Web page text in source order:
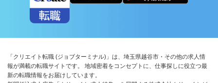
「クリエイト転職 (ジョブターミナル)」は、埼玉県越谷市・その他の求人情
報が満載の転職サイトです。 地域密着をコンセプトに、仕事探しに役立つ最
新の転職情報をお届けしています。